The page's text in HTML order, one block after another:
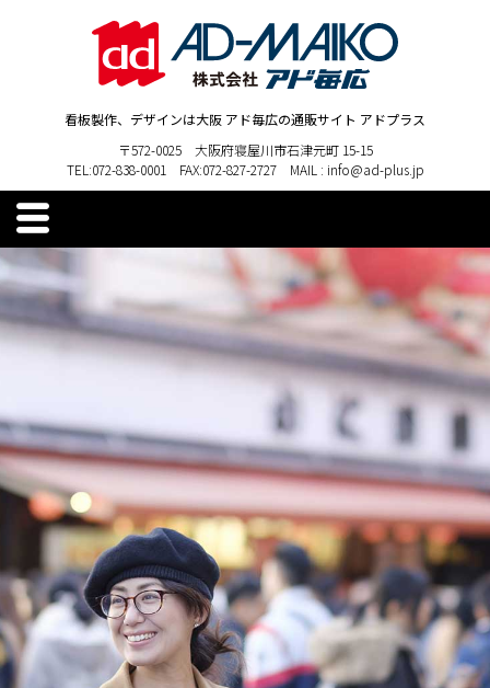
看板製作、デザインは大阪 アド毎広の通販サイト アドプラス
〒572-0025 大阪府寝屋川市石津元町 15-15
TEL:072-838-0001 FAX:072-827-2727 MAIL : info@ad-plus.jp